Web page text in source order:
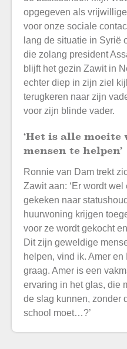
opgegeven als
voor onze sociale
lang de situatie in Syrië
die zolang president
blijft het gezin Zawit in
echter diep in zijn ziel
terugkeren naar zijn
voor zijn blinde vader.
‘Het is alle moeite waard om deze
mensen te helpen’
Ronnie van Dam trekt
Zawit aan: ‘Er wordt
gekeken naar
huurwoning krijgen
voor ze wordt gekocht
Dit zijn geweldige
helpen, vind ik. Amer
graag. Amer is een
ervaring in het glas, die
de slag kunnen, zonder
school moet…?’